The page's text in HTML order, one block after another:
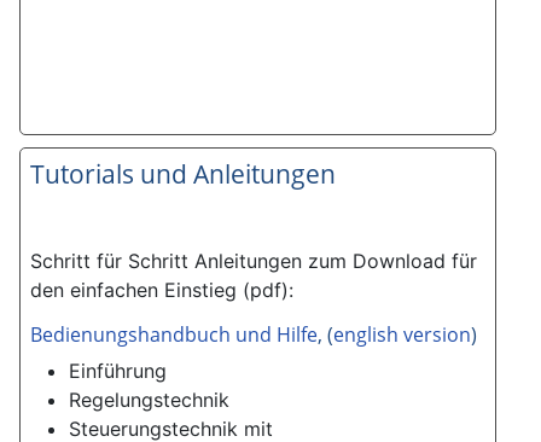
Tutorials und Anleitungen
Schritt für Schritt Anleitungen zum Download für
den einfachen Einstieg (pdf):
Bedienungshandbuch und Hilfe, (english version)
Einführung
Regelungstechnik
Steuerungstechnik mit